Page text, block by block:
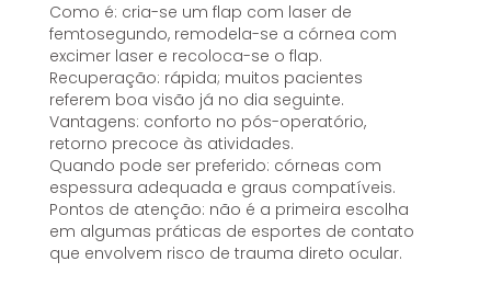
Como é: cria-se um flap com laser de
femtosegundo, remodela-se a córnea com
excimer laser e recoloca-se o flap.
Recuperação: rápida; muitos pacientes
referem boa visão já no dia seguinte.
Vantagens: conforto no pós-operatório,
retorno precoce às atividades.
Quando pode ser preferido: córneas com
espessura adequada e graus compatíveis.
Pontos de atenção: não é a primeira escolha
em algumas práticas de esportes de contato
que envolvem risco de trauma direto ocular.